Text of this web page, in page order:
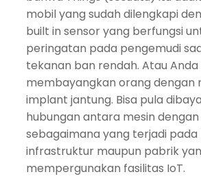
mobil yang sudah dilengkapi
built in sensor yang berfungsi
peringatan pada pengemudi
tekanan ban rendah. Atau Anda
membayangkan orang dengan
implant jantung. Bisa pula
hubungan antara mesin dengan
sebagaimana yang terjadi pada
infrastruktur maupun pabrik
mempergunakan fasilitas IoT.